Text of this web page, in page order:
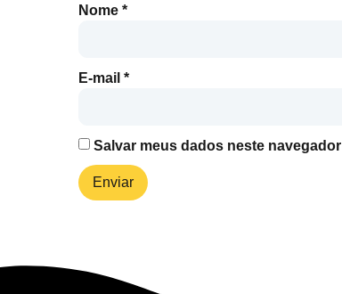
Nome *
E-mail *
Salvar meus dados neste